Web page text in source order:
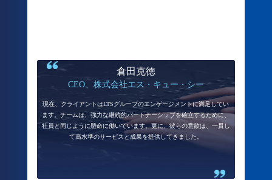
倉田克徳
CEO、株式会社エス・キュー・シー
現在、クライアントはLTSグループのエンゲージメントに満足してい
ます。チームは、強力な継続的パートナーシップを確立するために、
社員と同じように懸命に働いています。更に、彼らの意欲は、一貫し
て高水準のサービスと成果を提供してきました。